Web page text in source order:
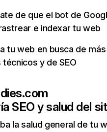
de que el bot de
e indexar tu web
tu web en busca de
y de SEO
SEO y salud del
la salud general de tu